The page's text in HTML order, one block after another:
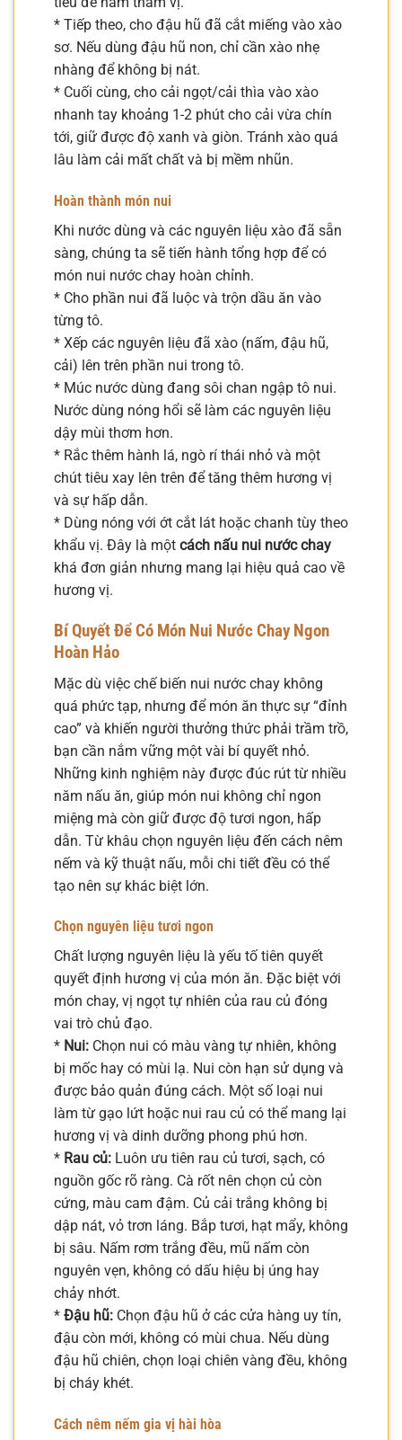
* Tiếp theo, cho đậu hũ đã cắt miếng vào xào
sơ. Nếu dùng đậu hũ non, chỉ cần xào nhẹ
nhàng để không bị nát.
* Cuối cùng, cho cải ngọt/cải thìa vào xào
nhanh tay khoảng 1-2 phút cho cải vừa chín
tới, giữ được độ xanh và giòn. Tránh xào quá
lâu làm cải mất chất và bị mềm nhũn.
Hoàn thành món nui
Khi nước dùng và các nguyên liệu xào đã sẵn
sàng, chúng ta sẽ tiến hành tổng hợp để có
món nui nước chay hoàn chỉnh.
* Cho phần nui đã luộc và trộn dầu ăn vào
từng tô.
* Xếp các nguyên liệu đã xào (nấm, đậu hũ,
cải) lên trên phần nui trong tô.
* Múc nước dùng đang sôi chan ngập tô nui.
Nước dùng nóng hổi sẽ làm các nguyên liệu
dậy mùi thơm hơn.
* Rắc thêm hành lá, ngò rí thái nhỏ và một
chút tiêu xay lên trên để tăng thêm hương vị
và sự hấp dẫn.
* Dùng nóng với ớt cắt lát hoặc chanh tùy theo
khẩu vị. Đây là một cách nấu nui nước chay
khá đơn giản nhưng mang lại hiệu quả cao về
hương vị.
Bí Quyết Để Có Món Nui Nước Chay Ngon
Hoàn Hảo
Mặc dù việc chế biến nui nước chay không
quá phức tạp, nhưng để món ăn thực sự “đỉnh
cao” và khiến người thưởng thức phải trầm trồ,
bạn cần nắm vững một vài bí quyết nhỏ.
Những kinh nghiệm này được đúc rút từ nhiều
năm nấu ăn, giúp món nui không chỉ ngon
miệng mà còn giữ được độ tươi ngon, hấp
dẫn. Từ khâu chọn nguyên liệu đến cách nêm
nếm và kỹ thuật nấu, mỗi chi tiết đều có thể
tạo nên sự khác biệt lớn.
Chọn nguyên liệu tươi ngon
Chất lượng nguyên liệu là yếu tố tiên quyết
quyết định hương vị của món ăn. Đặc biệt với
món chay, vị ngọt tự nhiên của rau củ đóng
vai trò chủ đạo.
* Nui: Chọn nui có màu vàng tự nhiên, không
bị mốc hay có mùi lạ. Nui còn hạn sử dụng và
được bảo quản đúng cách. Một số loại nui
làm từ gạo lứt hoặc nui rau củ có thể mang lại
hương vị và dinh dưỡng phong phú hơn.
* Rau củ: Luôn ưu tiên rau củ tươi, sạch, có
nguồn gốc rõ ràng. Cà rốt nên chọn củ còn
cứng, màu cam đậm. Củ cải trắng không bị
dập nát, vỏ trơn láng. Bắp tươi, hạt mẩy, không
bị sâu. Nấm rơm trắng đều, mũ nấm còn
nguyên vẹn, không có dấu hiệu bị úng hay
chảy nhớt.
* Đậu hũ: Chọn đậu hũ ở các cửa hàng uy tín,
đậu còn mới, không có mùi chua. Nếu dùng
đậu hũ chiên, chọn loại chiên vàng đều, không
bị cháy khét.
Cách nêm nếm gia vị hài hòa